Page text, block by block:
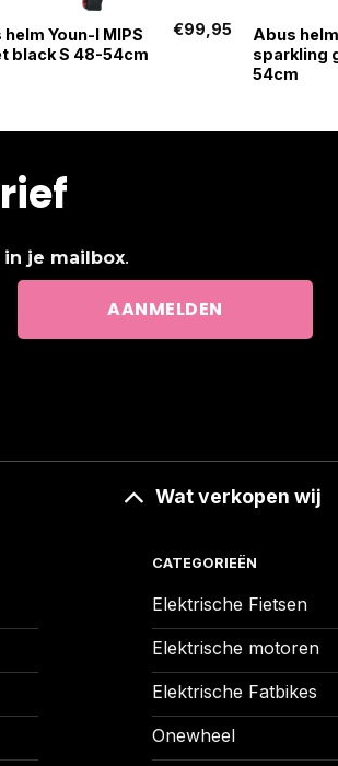
Youn-I MIPS
black S 48-54cm
€99,95
Abus
sparkling
54cm
je mailbox.
Wat verkopen wij
CATEGORIEËN
Elektrische Fietsen
Elektrische motoren
Elektrische Fatbikes
Onewheel